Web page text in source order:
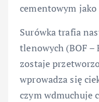
cementowym
Surówka trafia
tlenowych (BOF –
zostaje
wprowadza się
czym wdmuchuje